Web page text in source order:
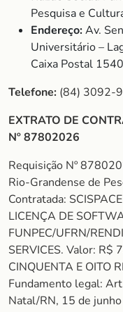
Pesquisa e
Endereço:Av.
Universitário –
Caixa Postal
Telefone: (84) 3092-
EXTRATO DE
Nº 87802026
Requisição Nº
Rio-Grandense de
Contratada:
LICENÇA DE
FUNPEC/UFRN/
SERVICES. Valor: R$
CINQUENTA E OITO
Fundamento legal:
Natal/RN, 15 de